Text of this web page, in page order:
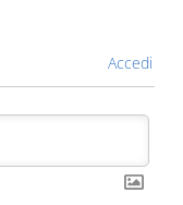
Accedi